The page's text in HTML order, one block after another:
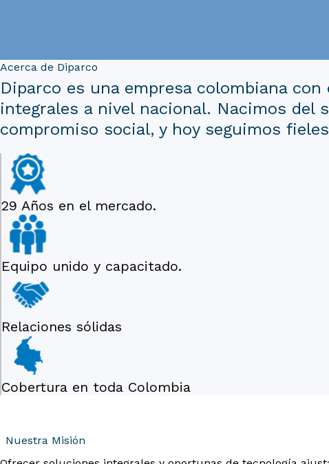
Acerca de Diparco
Diparco es una empresa colombiana
integrales a nivel nacional. Nacimos del
compromiso social, y hoy seguimos
29 Años en el mercado.
Equipo unido y capacitado.
Relaciones sólidas
Cobertura en toda Colombia
Nuestra Misión